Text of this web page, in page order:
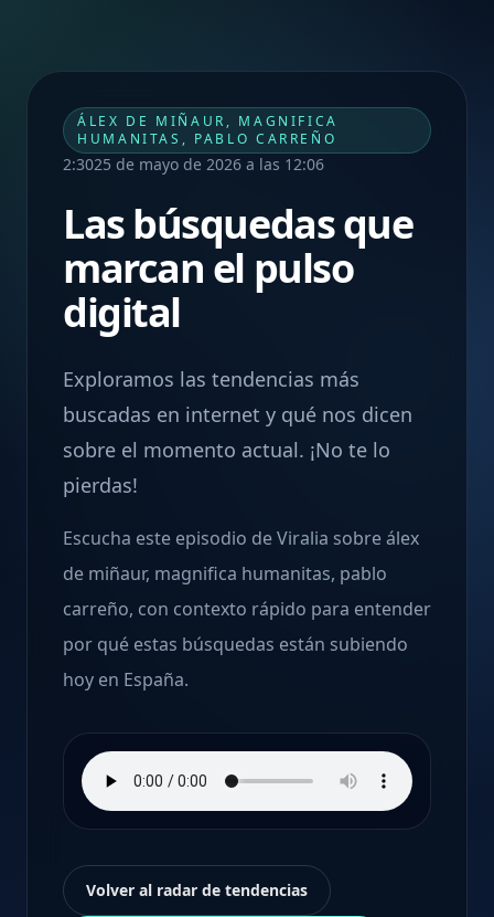
ÁLEX DE MIÑAUR, MAGNIFICA
HUMANITAS, PABLO CARREÑO
2:3025 de mayo de 2026 a las 12:06
Las búsquedas que
marcan el pulso
digital
Exploramos las tendencias más
buscadas en internet y qué nos dicen
sobre el momento actual. ¡No te lo
pierdas!
Escucha este episodio de Viralia sobre álex
de miñaur, magnifica humanitas, pablo
carreño, con contexto rápido para entender
por qué estas búsquedas están subiendo
hoy en España.
Volver al radar de tendencias